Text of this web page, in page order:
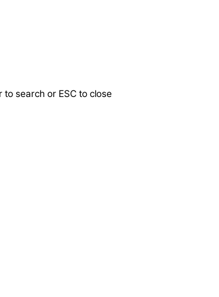
to search or ESC to close